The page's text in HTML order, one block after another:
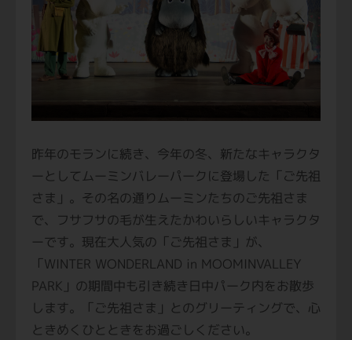
昨年のモランに続き、今年の冬、新たなキャラクタ
ーとしてムーミンバレーパークに登場した「ご先祖
さま」。その名の通りムーミンたちのご先祖さま
で、フサフサの毛が生えたかわいらしいキャラクタ
ーです。現在大人気の「ご先祖さま」が、
「WINTER WONDERLAND in MOOMINVALLEY
PARK」の期間中も引き続き日中パーク内をお散歩
します。「ご先祖さま」とのグリーティングで、心
ときめくひとときをお過ごしください。